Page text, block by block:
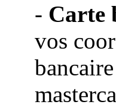
- Carte
vos